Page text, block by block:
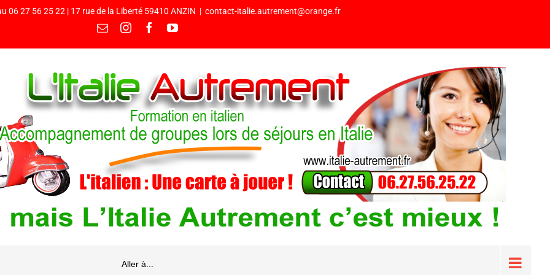
06 27 56 25 22 | 17 rue de la Liberté 59410 ANZIN | contact-italie.autrement@orange.fr
EmailInstagramFacebookYouTube
Aller à...